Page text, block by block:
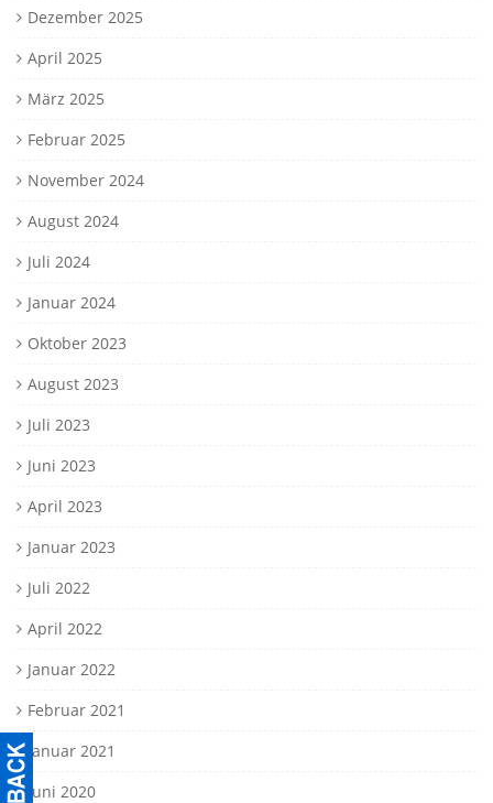
Dezember 2025
April 2025
März 2025
Februar 2025
November 2024
August 2024
Juli 2024
Januar 2024
Oktober 2023
August 2023
Juli 2023
Juni 2023
April 2023
Januar 2023
Juli 2022
April 2022
Januar 2022
Februar 2021
Januar 2021
Juni 2020